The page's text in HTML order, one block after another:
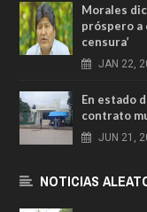
Morales
próspero a
censura’
JAN 22,
En estado
contrato
JUN 21,
NOTICIAS